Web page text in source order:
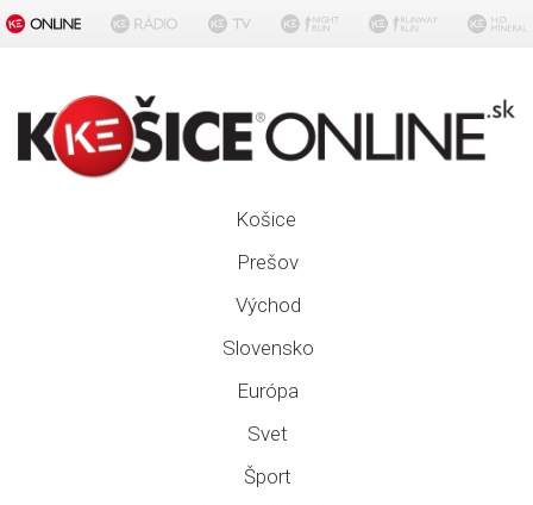
Košice
Prešov
Východ
Slovensko
Európa
Svet
Šport